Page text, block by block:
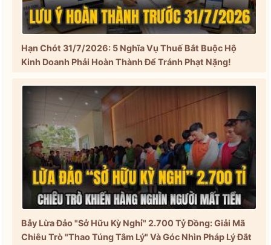
Hạn Chót 31/7/2026: 5 Nghĩa Vụ Thuế Bắt Buộc Hộ
Kinh Doanh Phải Hoàn Thành Để Tránh Phạt Nặng!
Bẫy Lừa Đảo "Sở Hữu Kỳ Nghỉ" 2.700 Tỷ Đồng: Giải Mã
Chiêu Trò "Thao Túng Tâm Lý" Và Góc Nhìn Pháp Lý Đắt